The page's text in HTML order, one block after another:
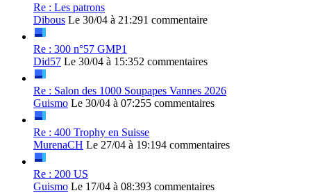
Re : Les patrons
Dibous Le 30/04 à 21:291 commentaire
Re : 300 n°57 GMP1
Did57 Le 30/04 à 15:352 commentaires
Re : Salon des 1000 Soupapes Vannes 2026
Guismo Le 30/04 à 07:255 commentaires
Re : 400 Trophy en Suisse
MurenaCH Le 27/04 à 19:194 commentaires
Re : 200 US
Guismo Le 17/04 à 08:393 commentaires